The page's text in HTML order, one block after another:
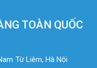
TOÀN QUỐC
Từ Liêm, Hà Nội